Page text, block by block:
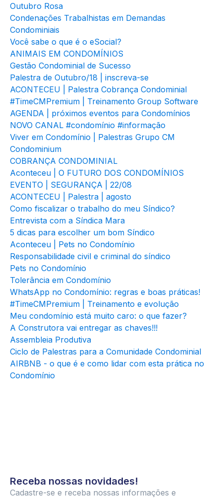
Outubro Rosa
Condenações Trabalhistas em Demandas
Condominiais
Você sabe o que é o eSocial?
ANIMAIS EM CONDOMÍNIOS
Gestão Condominial de Sucesso
Palestra de Outubro/18 | inscreva-se
ACONTECEU | Palestra Cobrança Condominial
#TimeCMPremium | Treinamento Group Software
AGENDA | próximos eventos para Condomínios
NOVO CANAL #condomínio #informação
Viver em Condomínio | Palestras Grupo CM
Condominium
COBRANÇA CONDOMINIAL
Aconteceu | O FUTURO DOS CONDOMÍNIOS
EVENTO | SEGURANÇA | 22/08
ACONTECEU | Palestra | agosto
Como fiscalizar o trabalho do meu Síndico?
Entrevista com a Síndica Mara
5 dicas para escolher um bom Síndico
Aconteceu | Pets no Condomínio
Responsabilidade civil e criminal do síndico
Pets no Condomínio
Tolerância em Condomínio
WhatsApp no Condomínio: regras e boas práticas!
#TimeCMPremium | Treinamento e evolução
Meu condomínio está muito caro: o que fazer?
A Construtora vai entregar as chaves!!!
Assembleia Produtiva
Ciclo de Palestras para a Comunidade Condominial
AIRBNB - o que é e como lidar com esta prática no
Condomínio
Receba nossas novidades!
Cadastre-se e receba nossas informações e